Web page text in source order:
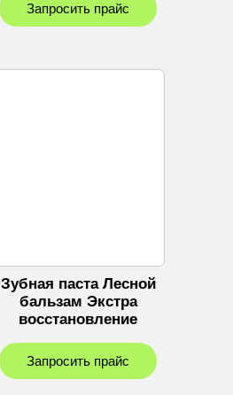
Запросить прайс
Зубная паста Лесной
бальзам Экстра
восстановление
Запросить прайс